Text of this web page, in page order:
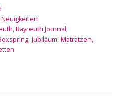
Neuigkeiten
,Bayreuth Journal,
,Jubiläum,Matratzen,